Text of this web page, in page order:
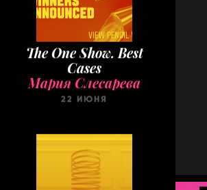
The One Show. Best
Cases
Мария Слесарева
22 ИЮНЯ